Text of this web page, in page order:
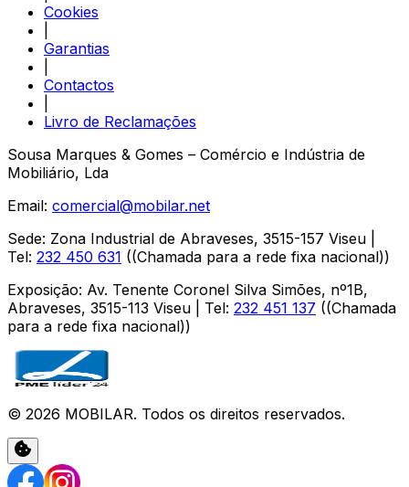
Cookies
Garantias
Contactos
Livro de Reclamações
Sousa Marques & Gomes – Comércio e Indústria de
Mobiliário, Lda
Email: comercial@mobilar.net
Sede: Zona Industrial de Abraveses, 3515-157 Viseu
Tel: 232 450 631 ((Chamada para a rede fixa nacional))
Exposição: Av. Tenente Coronel Silva Simões, nº1B,
Abraveses, 3515-113 Viseu | Tel: 232 451 137 ((Chamada
para a rede fixa nacional))
© 2026 MOBILAR. Todos os direitos reservados.